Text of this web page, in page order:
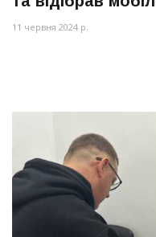
11 червня 2024 р.